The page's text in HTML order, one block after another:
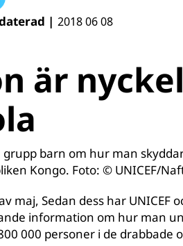
| 2018 06 08
är
barn om hur man
Kongo. Foto: © UNICEF/
maj, Sedan dess har UNICEF
information om hur man
000 personer i de drabbade